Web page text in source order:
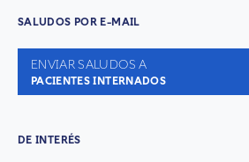
SALUDOS POR E-MAIL
ENVIAR SALUDOS A
PACIENTES INTERNADOS
DE INTERÉS